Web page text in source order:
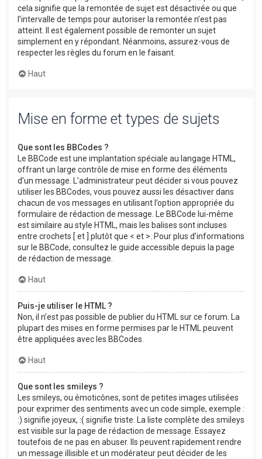
cela signifie que la remontée de sujet est désactivée ou que
l’intervalle de temps pour autoriser la remontée n’est pas
atteint. Il est également possible de remonter un sujet
simplement en y répondant. Néanmoins, assurez-vous de
respecter les règles du forum en le faisant.
Haut
Mise en forme et types de sujets
Que sont les BBCodes ?
Le BBCode est une implantation spéciale au langage HTML,
offrant un large contrôle de mise en forme des éléments
d’un message. L’administrateur peut décider si vous pouvez
utiliser les BBCodes, vous pouvez aussi les désactiver dans
chacun de vos messages en utilisant l’option appropriée du
formulaire de rédaction de message. Le BBCode lui-même
est similaire au style HTML, mais les balises sont incluses
entre crochets [ et ] plutôt que < et >. Pour plus d’informations
sur le BBCode, consultez le guide accessible depuis la page
de rédaction de message.
Haut
Puis-je utiliser le HTML ?
Non, il n’est pas possible de publier du HTML sur ce forum. La
plupart des mises en forme permises par le HTML peuvent
être appliquées avec les BBCodes.
Haut
Que sont les smileys ?
Les smileys, ou émoticônes, sont de petites images utilisées
pour exprimer des sentiments avec un code simple, exemple :
:) signifie joyeux, :( signifie triste. La liste complète des smileys
est visible sur la page de rédaction de message. Essayez
toutefois de ne pas en abuser. Ils peuvent rapidement rendre
un message illisible et un modérateur peut décider de les